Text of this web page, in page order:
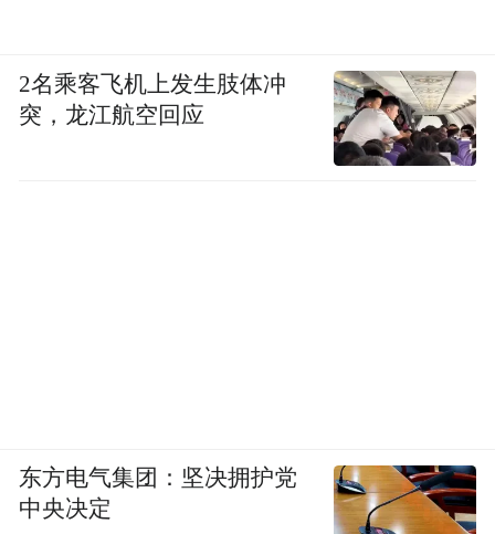
2名乘客飞机上发生肢体冲
突，龙江航空回应
东方电气集团：坚决拥护党
中央决定